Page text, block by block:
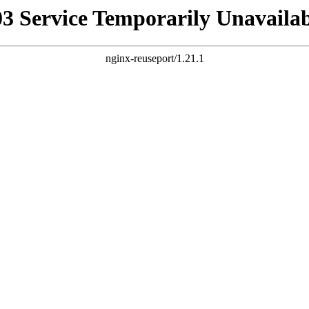
Service Temporarily
nginx-reuseport/1.21.1